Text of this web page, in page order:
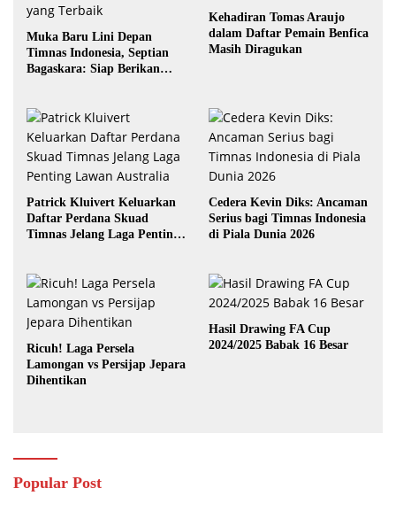
Muka Baru Lini Depan
Timnas Indonesia, Septian
Bagaskara: Siap Berikan
Kehadiran Tomas Araujo
dalam Daftar Pemain Benfica
Masih Diragukan
Patrick Kluivert Keluarkan
Daftar Perdana Skuad
Timnas Jelang Laga Penting
Cedera Kevin Diks: Ancaman
Serius bagi Timnas Indonesia
di Piala Dunia 2026
Ricuh! Laga Persela
Lamongan vs Persijap Jepara
Dihentikan
Hasil Drawing FA Cup
2024/2025 Babak 16 Besar
Popular Post